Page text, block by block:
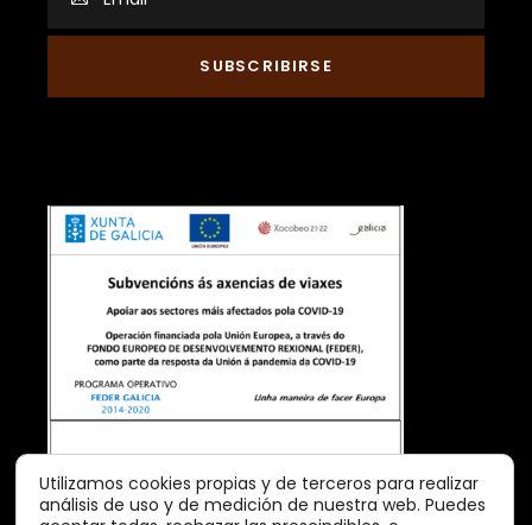
Utilizamos cookies propias y de terceros para realizar
análisis de uso y de medición de nuestra web. Puedes